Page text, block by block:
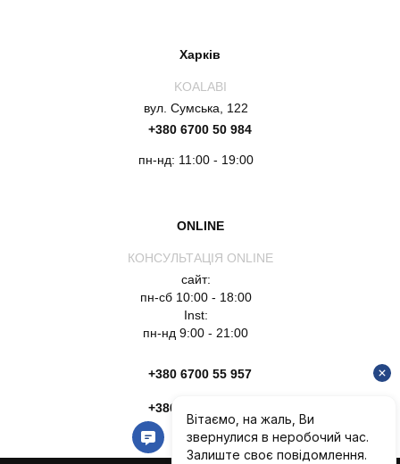
Харків
KOALABI
вул. Сумська, 122
+380 6700 50 984
пн-нд: 11:00 - 19:00
ONLINE
КОНСУЛЬТАЦІЯ ONLINE
сайт:
пн-сб 10:00 - 18:00
Inst:
пн-нд 9:00 - 21:00
+380 6700 55 957
+380 6754 51 135